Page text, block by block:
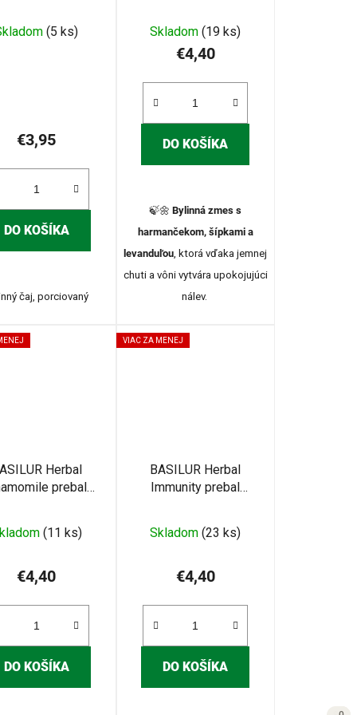
(5 ks)
€3,95
DO KOŠÍKA
čaj, porciovaný
hodnotenie
produktu
je
5,0
z
5
hviezdičiek.
Skladom(19 ks)
€4,40
DO KOŠÍKA
🍃🌼Bylinná zmes s
harmančekom, šípkami a
levanduľou, ktorá vďaka jemnej
chuti a vôni vytvára upokojujúci
nálev.
Herbal
prebal
(11 ks)
€4,40
DO KOŠÍKA
VIAC ZA MENEJ
BASILUR Herbal
Immunity prebal
Skladom(23 ks)
€4,40
DO KOŠÍKA